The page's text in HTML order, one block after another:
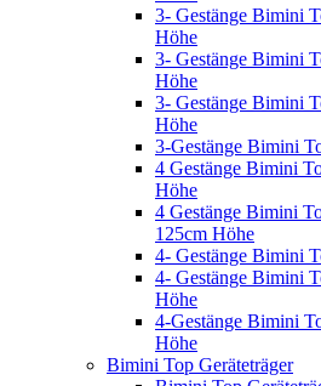
3- Gestänge Bimini
Höhe
3- Gestänge Bimini
Höhe
3- Gestänge Bimini
Höhe
3-Gestänge Bimini
4 Gestänge Bimini
Höhe
4 Gestänge Bimini
125cm Höhe
4- Gestänge Bimini
4- Gestänge Bimini
Höhe
4-Gestänge Bimini
Höhe
Bimini Top Geräteträger